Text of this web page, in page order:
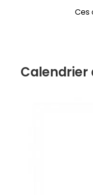
Ces
Calendrier